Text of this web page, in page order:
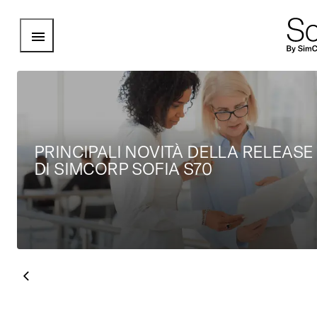
PRINCIPALI NOVITÀ DELLA RELEASE
DI SIMCORP SOFIA S70